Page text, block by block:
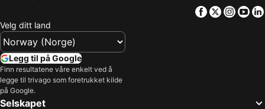
Facebook
Twitter
Velg ditt land
Legg til på Google
Finn resultatene våre enkelt ved å
legge til trivago som foretrukket kilde
på Google.
Selskapet